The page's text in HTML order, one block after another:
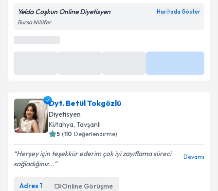
Yelda Coşkun Online Diyetisyen Haritada Göster
Bursa Nilüfer
Dyt. Betül Tokgözlü
Diyetisyen
Kütahya, Tavşanlı
5 (110 Değerlendirme)
Herşey için teşekkür ederim çok iyi zayıflama süreci
sağladığınız...
Devamı
Adres 1 Online Görüşme